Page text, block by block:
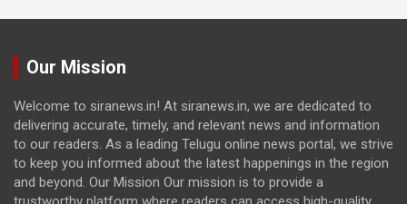
Our Mission
Welcome to siranews.in! At siranews.in, we are dedicated to
delivering accurate, timely, and relevant news and information
to our readers. As a leading Telugu online news portal, we strive
to keep you informed about the latest happenings in the region
and beyond. Our Mission Our mission is to provide a